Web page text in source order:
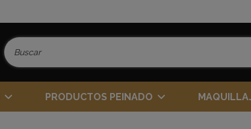
PRODUCTOS PEINADO